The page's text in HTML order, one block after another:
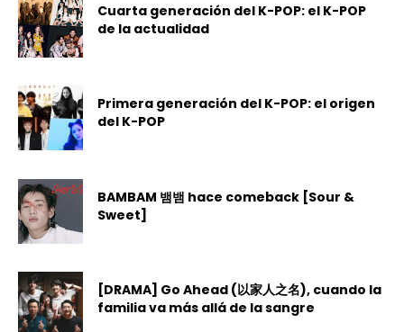
Cuarta generación del K-POP: el K-POP
de la actualidad
Primera generación del K-POP: el origen
del K-POP
BAMBAM 뱀뱀 hace comeback [Sour &
Sweet]
[DRAMA] Go Ahead (以家人之名), cuando la
familia va más allá de la sangre